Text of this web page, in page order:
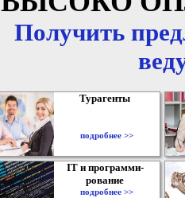
Получить
Турагенты
подробнее >>
IT и программи-
рование
подробнее >>